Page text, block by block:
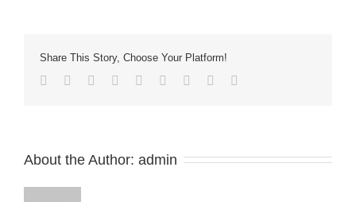
Share This Story, Choose Your Platform!
About the Author: admin